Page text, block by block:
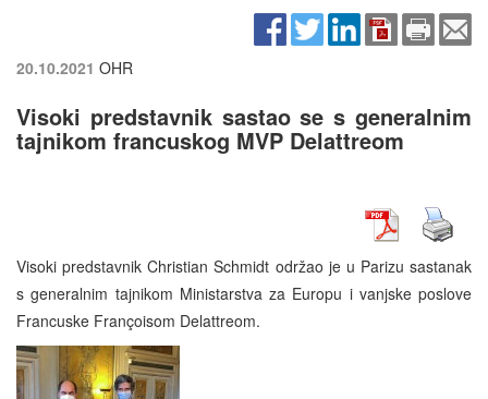
20.10.2021 OHR
Visoki predstavnik sastao se s generalnim
tajnikom francuskog MVP Delattreom
Visoki predstavnik Christian Schmidt održao je u Parizu sastanak
s generalnim tajnikom Ministarstva za Europu i vanjske poslove
Francuske Françoisom Delattreom.